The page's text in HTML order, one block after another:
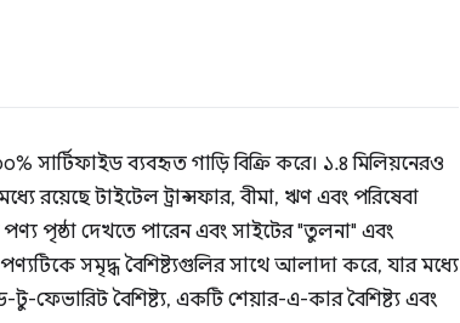
সার্টিফাইড ব্যবহৃত গাড়ি বিক্রি করে। ১.৪ মিলিয়নেরও
রয়েছে টাইটেল ট্রান্সফার, বীমা, ঋণ এবং পরিষেবা
পণ্য পৃষ্ঠা দেখতে পারেন এবং সাইটের "তুলনা" এবং
পণ্যটিকে সমৃদ্ধ বৈশিষ্ট্যগুলির সাথে আলাদা করে, যার মধ্যে
ফেভারিট বৈশিষ্ট্য, একটি শেয়ার-এ-কার বৈশিষ্ট্য এবং